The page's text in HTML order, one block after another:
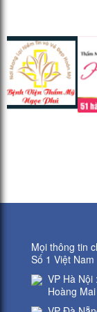
Mọi thông tin
Số 1 Việt Nam
VP Hà Nội
Hoàng